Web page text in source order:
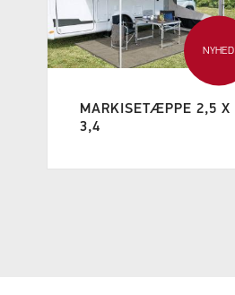
NYHED
MARKISETÆPPE 2,5 X
3,4